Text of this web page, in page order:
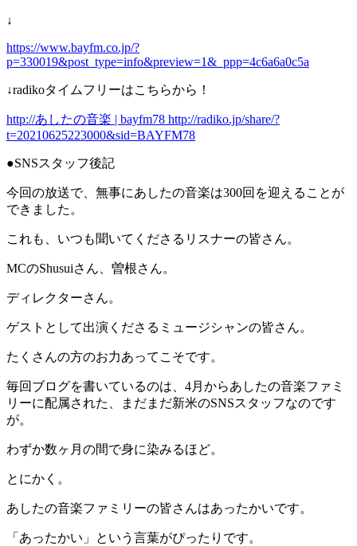
↓
https://www.bayfm.co.jp/?
p=330019&post_type=info&preview=1&_ppp=4c6a6a0c5a
↓radikoタイムフリーはこちらから！
http://あしたの音楽 | bayfm78 http://radiko.jp/share/?
t=20210625223000&sid=BAYFM78
●SNSスタッフ後記
今回の放送で、無事にあしたの音楽は300回を迎えることが
できました。
これも、いつも聞いてくださるリスナーの皆さん。
MCのShusuiさん、曽根さん。
ディレクターさん。
ゲストとして出演くださるミュージシャンの皆さん。
たくさんの方のお力あってこそです。
毎回ブログを書いているのは、4月からあしたの音楽ファミ
リーに配属された、まだまだ新米のSNSスタッフなのです
が。
わずか数ヶ月の間で身に染みるほど。
とにかく。
あしたの音楽ファミリーの皆さんはあったかいです。
「あったかい」という言葉がぴったりです。